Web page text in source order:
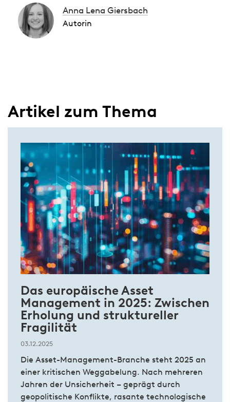
Anna Lena Giersbach
Autorin
Artikel zum Thema
Das europäische Asset
Management in 2025: Zwischen
Erholung und struktureller
Fragilität
03.12.2025
Die Asset-Management-Branche steht 2025 an
einer kritischen Weggabelung. Nach mehreren
Jahren der Unsicherheit – geprägt durch
geopolitische Konflikte, rasante technologische